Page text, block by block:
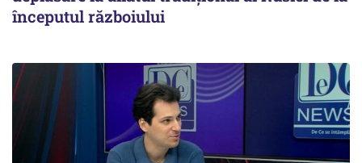
începutul războiului